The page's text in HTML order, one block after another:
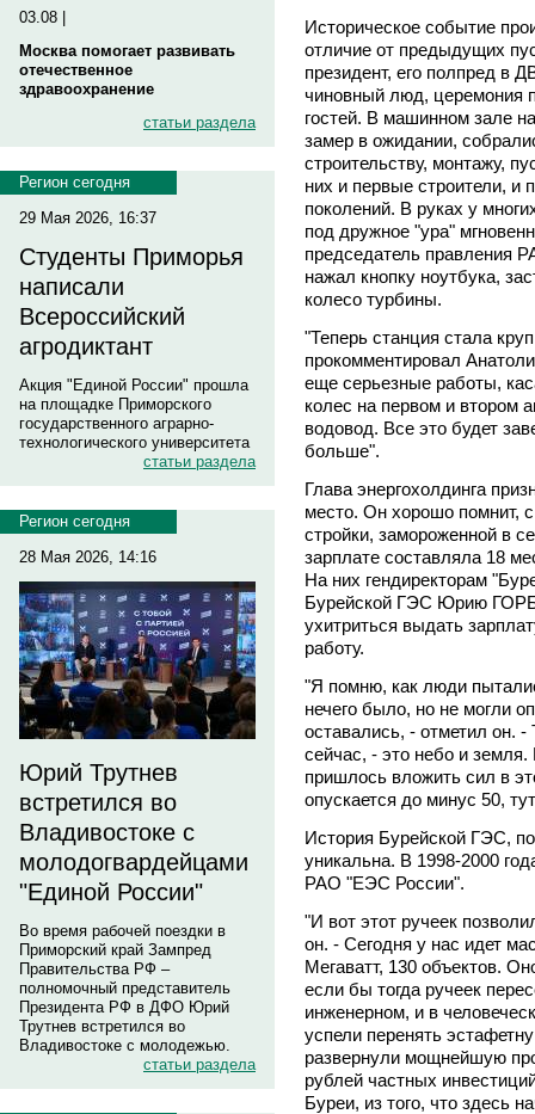
03.08 |
Москва помогает развивать
отечественное
здравоохранение
статьи раздела
Регион сегодня
29 Мая 2026, 16:37
Студенты Приморья
написали
Всероссийский
агродиктант
Акция "Единой России" прошла
на площадке Приморского
государственного аграрно-
технологического университета
статьи раздела
Регион сегодня
28 Мая 2026, 14:16
Юрий Трутнев
встретился во
Владивостоке с
молодогвардейцами
"Единой России"
Во время рабочей поездки в
Приморский край Зампред
Правительства РФ –
полномочный представитель
Президента РФ в ДФО Юрий
Трутнев встретился во
Владивостоке с молодежью.
статьи раздела
Историческое событие
отличие от предыдущих
президент, его полпред в
чиновный люд, церемония
гостей. В машинном зале
замер в ожидании,
строительству, монтажу,
них и первые строители, и
поколений. В руках у
под дружное "ура"
председатель
нажал кнопку ноутбука,
колесо турбины.
"Теперь станция стала
прокомментировал
еще серьезные работы,
колес на первом и втором
водовод. Все это будет
больше".
Глава энергохолдинга
место. Он хорошо помнит,
стройки, замороженной в
зарплате составляла 18
На них гендиректорам
Бурейской ГЭС Юрию
ухитриться выдать
работу.
"Я помню, как люди
нечего было, но не могли
оставались, - отметил он.
сейчас, - это небо и
пришлось вложить сил в
опускается до минус 50,
История Бурейской ГЭС,
уникальна. В 1998-2000
РАО "ЕЭС России".
"И вот этот ручеек
он. - Сегодня у нас идет
Мегаватт, 130 объектов.
если бы тогда ручеек
инженерном, и в
успели перенять
развернули мощнейшую
рублей частных
Буреи, из того, что здесь